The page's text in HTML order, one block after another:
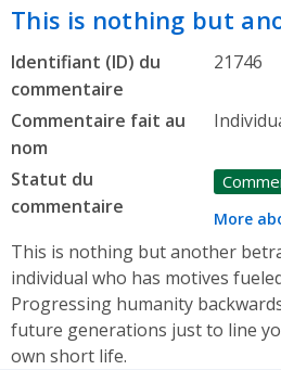
This is nothing but
Identifiant (ID) du
commentaire
21746
Commentaire fait au
nom
Statut du
commentaire
More
This is nothing but another
individual who has motives
Progressing humanity
future generations just to line
own short life.